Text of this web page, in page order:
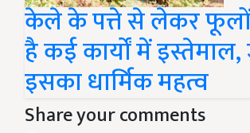
केले के पत्ते से लेकर फूलों
है कई कार्यों में
इसका धार्मिक महत्व
Share your comments